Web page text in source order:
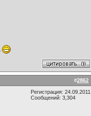
#2862
Регистрация: 24.09.2011
Сообщений: 3,304